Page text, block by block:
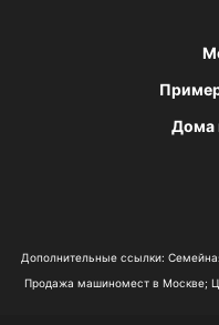
Дома
Дополнительные ссылки:
Продажа машиномест в Москве;